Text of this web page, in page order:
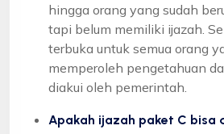
hingga orang yang sudah
tapi belum memiliki ijazah.
terbuka untuk semua orang
memperoleh pengetahuan
diakui oleh pemerintah.
Apakah ijazah paket C bisa